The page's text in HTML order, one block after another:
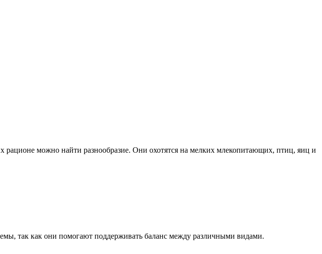
можно найти разнообразие. Они охотятся на мелких млекопитающих, птиц, яиц и
так как они помогают поддерживать баланс между различными видами.